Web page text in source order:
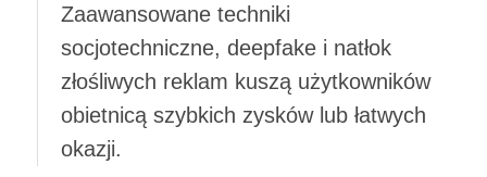
Zaawansowane techniki
socjotechniczne, deepfake i natłok
złośliwych reklam kuszą użytkowników
obietnicą szybkich zysków lub łatwych
okazji.